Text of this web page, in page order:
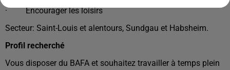
· Encourager les loisirs
Secteur: Saint-Louis et alentours, Sundgau et Habsheim.
Profil recherché
Vous disposer du BAFA et souhaitez travailler à temps plein